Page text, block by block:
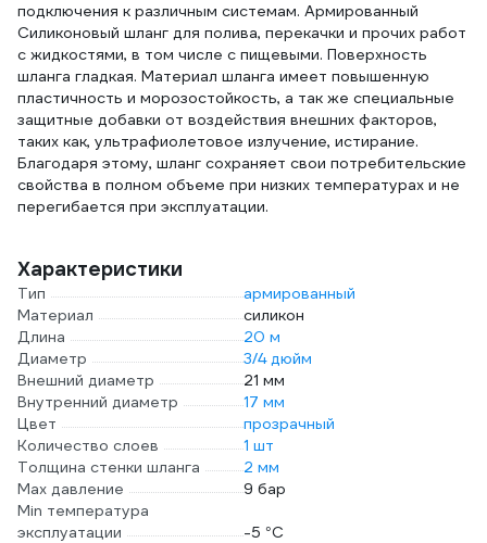
подключения к различным системам. Армированный
Силиконовый шланг для полива, перекачки и прочих работ
с жидкостями, в том числе с пищевыми. Поверхность
шланга гладкая. Материал шланга имеет повышенную
пластичность и морозостойкость, а так же специальные
защитные добавки от воздействия внешних факторов,
таких как, ультрафиолетовое излучение, истирание.
Благодаря этому, шланг сохраняет свои потребительские
свойства в полном объеме при низких температурах и не
перегибается при эксплуатации.
Характеристики
Тип
армированный
Материал
силикон
Длина
20 м
Диаметр
3/4 дюйм
Внешний диаметр
21 мм
Внутренний диаметр
17 мм
Цвет
прозрачный
Количество слоев
1 шт
Толщина стенки шланга
2 мм
Max давление
9 бар
Min температура
эксплуатации
-5 °С